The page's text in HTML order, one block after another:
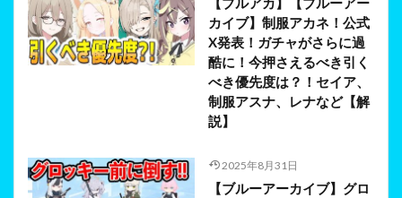
カイブ】制服アカネ！公式
X発表！ガチャがさらに過
酷に！今押さえるべき引く
べき優先度は？！セイア、
制服アスナ、レナなど【解
説】
2025年8月31日
【ブルーアーカイブ】グロ